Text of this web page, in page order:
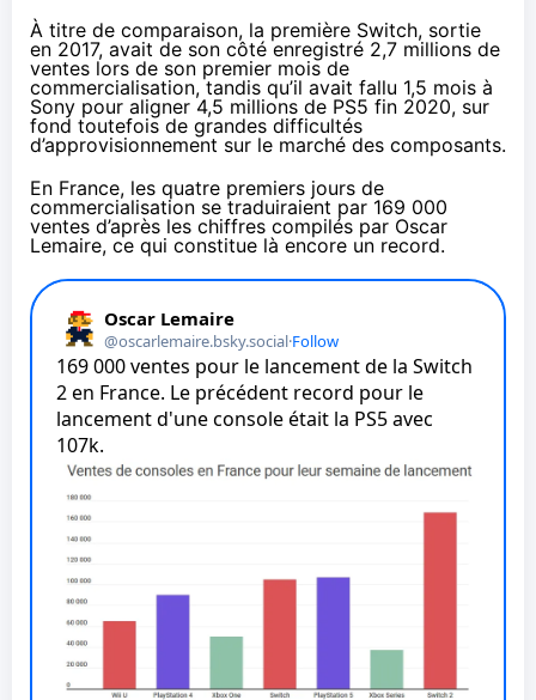
À titre de comparaison, la première Switch, sortie
en 2017, avait de son côté enregistré 2,7 millions de
ventes lors de son premier mois de
commercialisation, tandis qu’il avait fallu 1,5 mois à
Sony pour aligner 4,5 millions de PS5 fin 2020, sur
fond toutefois de grandes difficultés
d’approvisionnement sur le marché des composants.
En France, les quatre premiers jours de
commercialisation se traduiraient par 169 000
ventes d’après les chiffres compilés par Oscar
Lemaire, ce qui constitue là encore un record.